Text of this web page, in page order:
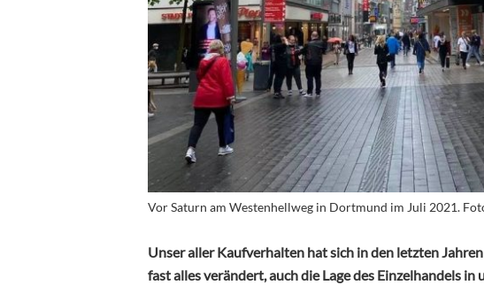
Vor Saturn am Westenhellweg in Dortmund im Juli 2021.
Unser aller Kaufverhalten hat sich in den letzten
fast alles verändert, auch die Lage des Einzelhandels